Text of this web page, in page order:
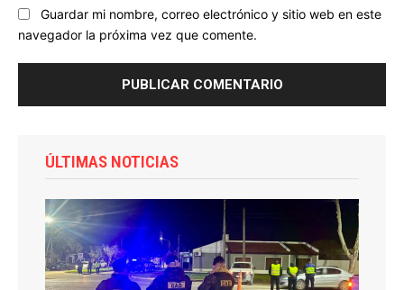
Guardar mi nombre, correo electrónico y sitio web en este
navegador la próxima vez que comente.
ÚLTIMAS NOTICIAS